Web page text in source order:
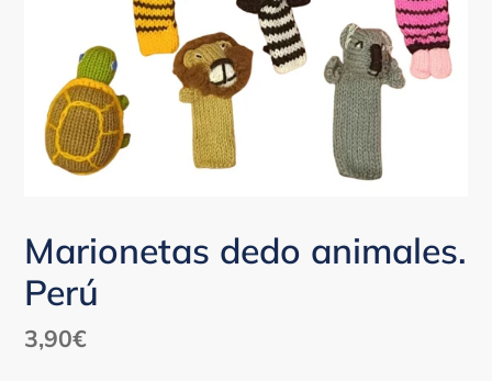
Marionetas dedo animales.
Perú
Precio
3,90€